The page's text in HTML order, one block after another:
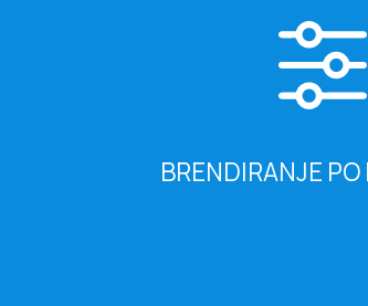
BRENDIRANJE